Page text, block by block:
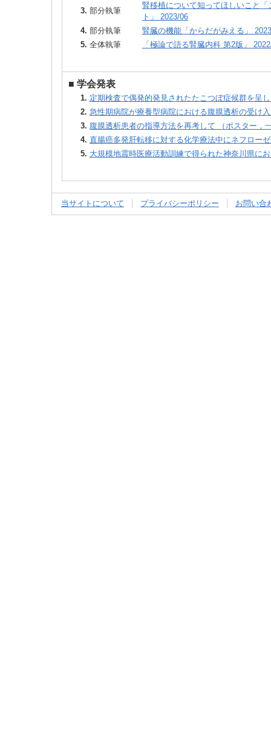
3. 部分執筆
腎移植について知ってほしいこと
ト」 2023/06
4. 部分執筆
腎臓の機能「からだがみえる」
5. 全体執筆 「極論で語る腎臓内科 第2版」
■ 学会発表
1. 定期検査で偶発的発見されたたこつぼ症候群を呈
2. 急性期病院が療養型病院における腹膜透析の受け
3. 腹膜透析患者の指導方法を再考して （ポスター，
4. 直腸癌多発肝転移に対する化学療法中にネフロー
5. 大規模地震時医療活動訓練で得られた神奈川県に
当サイトについて プライバシーポリシー お問い合